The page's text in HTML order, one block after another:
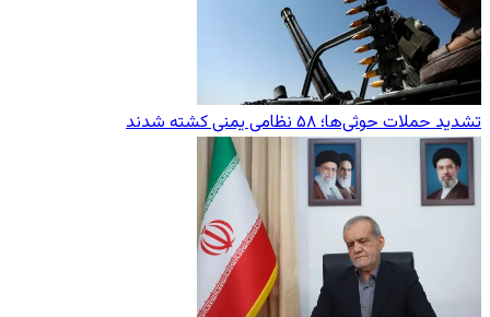
تشدید حملات حوثی‌ها؛ ۵۸ نظامی یمنی کشته شدند